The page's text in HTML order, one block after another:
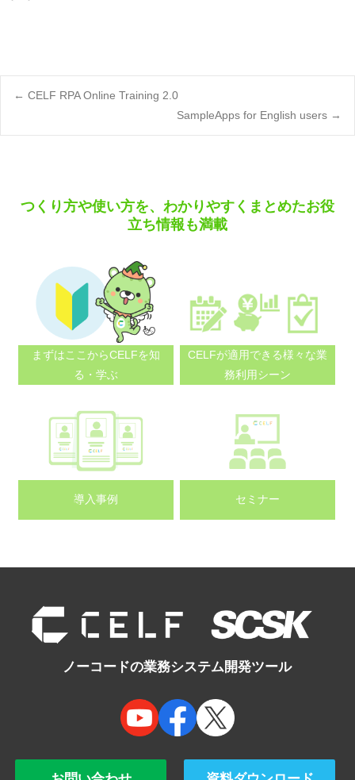
Post
← CELF RPA Online Training 2.0
SampleApps for English users →
つくり方や使い方を、わかりやすくまとめたお役
立ち情報も満載
まずはここからCELFを知
る・学ぶ
CELFが適用できる様々な業
務利用シーン
導入事例 セミナー
ノーコードの業務システム開発ツール